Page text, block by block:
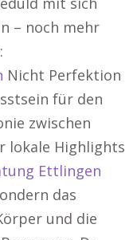
– noch mehr
Nicht Perfektion
für den
zwischen
lokale Highlights
Ettlingen
das
und die